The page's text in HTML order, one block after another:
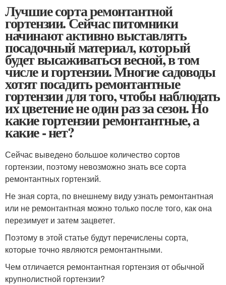
Лучшие сорта ремонтантной
гортензии. Сейчас питомники
начинают активно выставлять
посадочный материал, который
будет высаживаться весной, в том
числе и гортензии. Многие садоводы
хотят посадить ремонтантные
гортензии для того, чтобы наблюдать
их цветение не один раз за сезон. Но
какие гортензии ремонтантные, а
какие - нет?
Сейчас выведено большое количество сортов
гортензии, поэтому невозможно знать все сорта
ремонтантных гортензий.
Не зная сорта, по внешнему виду узнать ремонтантная
или не ремонтантная можно только после того, как она
перезимует и затем зацветет.
Поэтому в этой статье будут перечислены сорта,
которые точно являются ремонтантными.
Чем отличается ремонтантная гортензия от обычной
крупнолистной гортензии?